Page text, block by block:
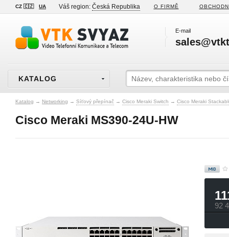
CZ 🇨🇿 UA Váš region: Česká Republika O FIRMĚ
E-mail
KATALOG
Katalog → Networking → Síťový přepínač → Cisco Meraki Switch → Cisco Meraki
Cisco Meraki MS390-24U-HW
92